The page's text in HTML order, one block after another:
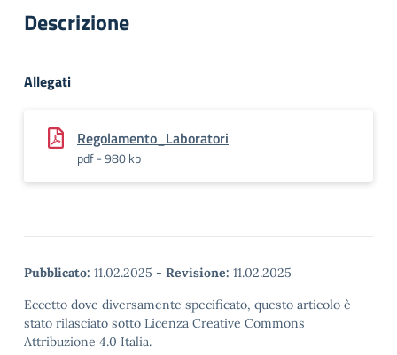
Descrizione
Allegati
Regolamento_Laboratori
pdf - 980 kb
Pubblicato: 11.02.2025 - Revisione: 11.02.2025
Eccetto dove diversamente specificato, questo articolo è
stato rilasciato sotto Licenza Creative Commons
Attribuzione 4.0 Italia.